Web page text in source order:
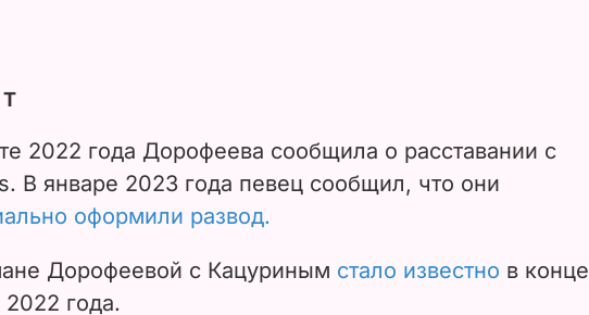
2022 года Дорофеева сообщила о расставании с
В январе 2023 года певец сообщил, что они
оформили развод.
Дорофеевой с Кацуриным стало известно в конце
2022 года.